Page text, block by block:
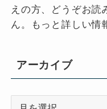
えの方、どうぞお読
ん。もっと詳しい情
アーカイブ